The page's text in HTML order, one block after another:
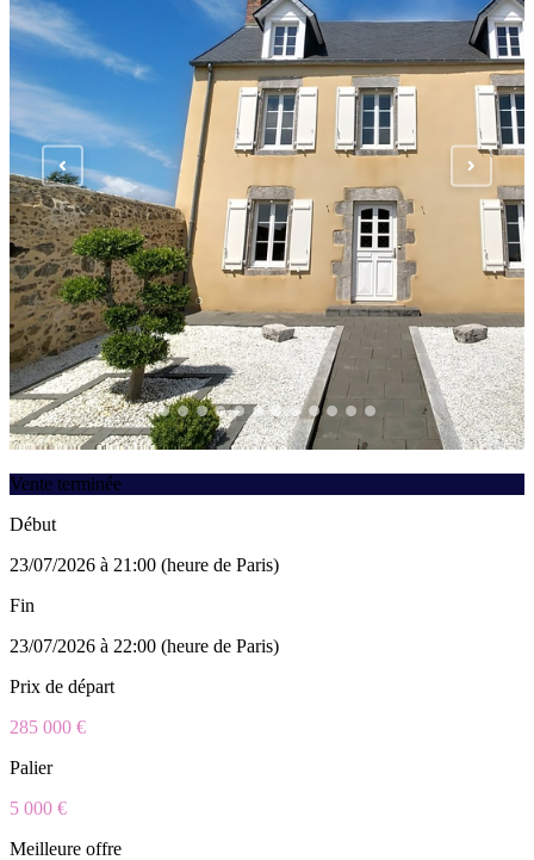
Vente terminée
Début
23/07/2026 à 21:00 (heure de Paris)
Fin
23/07/2026 à 22:00 (heure de Paris)
Prix de départ
285 000 €
Palier
5 000 €
Meilleure offre